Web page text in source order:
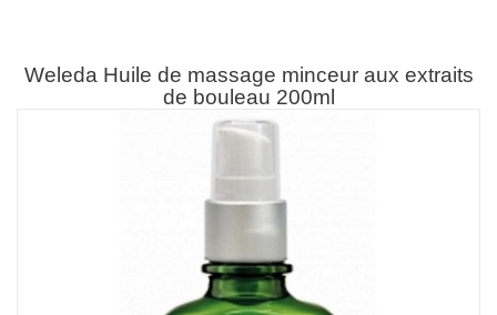
Weleda Huile de massage minceur aux extraits
de bouleau 200ml